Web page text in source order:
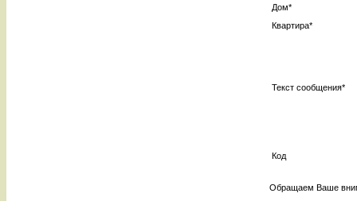
Дом*
Квартира*
Текст сообщения*
Код
Обращаем Ваше